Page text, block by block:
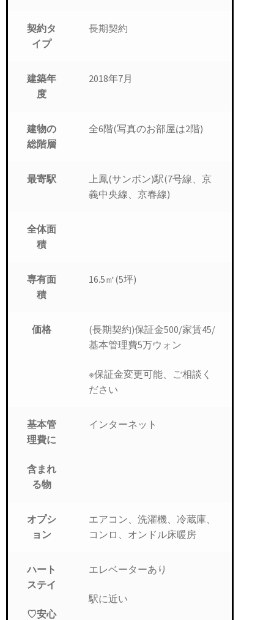
契約タ
イプ
長期契約
建築年
度
2018年7月
建物の
総階層
全6階(写真のお部屋は2階)
最寄駅
上鳳(サンボン)駅(7号線、京
義中央線、京春線)
全体面
積
専有面
積
16.5㎡(5坪)
価格
(長期契約)保証金500/家賃45/
基本管理費5万ウォン
※保証金変更可能、ご相談く
ださい
基本管
理費に
含まれ
る物
インターネット
オプシ
ョン
エアコン、洗濯機、冷蔵庫、
コンロ、オンドル床暖房
ハート
ステイ
♡安心
エレベーターあり
駅に近い